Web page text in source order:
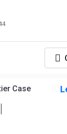
Case